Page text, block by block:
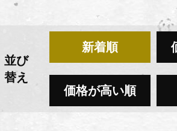
並び
替え
新着順
価格が高い順